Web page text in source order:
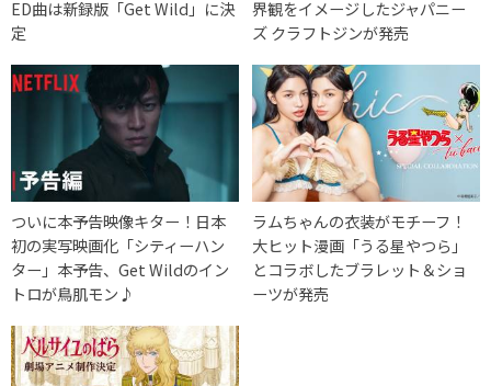
ED曲は新録版「Get Wild」に決
定
界観をイメージしたジャパニー
ズ クラフトジンが発売
ついに本予告映像キター！日本
初の実写映画化「シティーハン
ター」本予告、Get Wildのイン
トロが鳥肌モン♪
ラムちゃんの衣装がモチーフ！
大ヒット漫画「うる星やつら」
とコラボしたブラレット＆ショ
ーツが発売